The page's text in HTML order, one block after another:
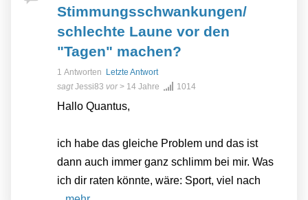
Stimmungsschwankungen/
schlechte Laune vor den
"Tagen" machen?
1 Antworten
Letzte Antwort
sagtJessi83 vor> 14 Jahre 1014
Hallo Quantus,
ich habe das gleiche Problem und das ist
dann auch immer ganz schlimm bei mir. Was
ich dir raten könnte, wäre: Sport, viel nach